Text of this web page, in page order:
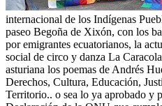
internacional de los Indígenas
paseo Begoña de Xixón, con los
por emigrantes ecuatorianos, la
social de circo y danza La
asturiana los poemas de Andrés
Derechos, Cultura, Educación,
Territorio.. o sea lo ya aprobado y